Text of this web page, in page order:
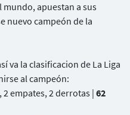
mundo, apuestan a sus
nuevo campeón de la
va la clasificacion de La Liga
al campeón:
empates, 2 derrotas | 62